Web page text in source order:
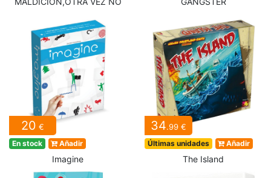
20 €
En stock Añadir
Imagine
34.99 €
Últimas unidades Añadir
The Island